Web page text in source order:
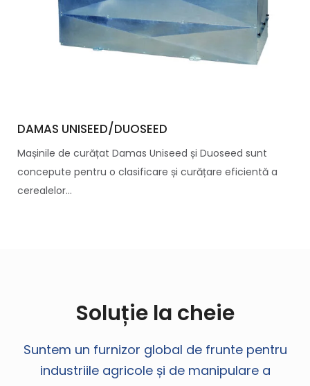
DAMAS UNISEED/DUOSEED
Mașinile de curățat Damas Uniseed și Duoseed sunt
concepute pentru o clasificare și curățare eficientă a
cerealelor...
Soluție la cheie
Suntem un furnizor global de frunte pentru
industriile agricole și de manipulare a